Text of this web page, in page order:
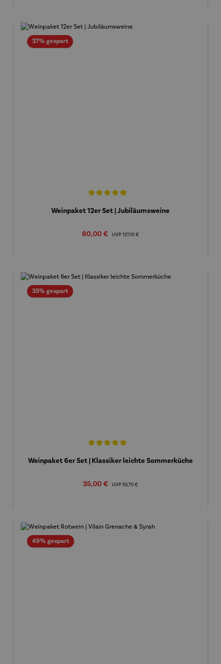
37% gespartRabatt
Weinpaket 12er Set | Jubiläumsweine
Verkaufspreis:
80,00 € UVPRegulärer Preis:
127,10 €
35% gespartRabatt
Weinpaket 6er Set | Klassiker leichte Sommerküche
Verkaufspreis:
35,00 € UVP Regulärer Preis:
53,70 €
49% gespartRabatt